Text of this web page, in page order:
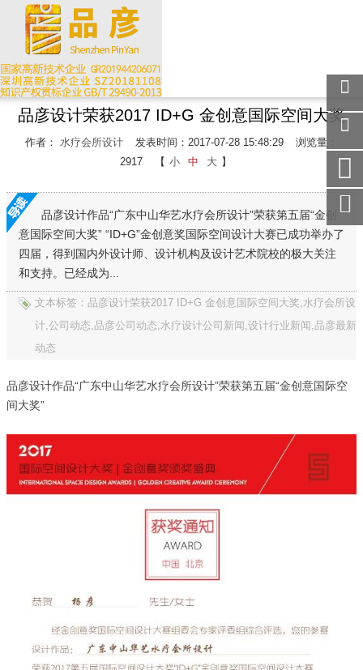
品彦设计荣获2017 ID+G 金创意国际空间大奖
作者： 水疗会所设计 发表时间：2017-07-28 15:48:29
浏览量：
2917
【 小 中 大 】
品彦设计作品“广东中山华艺水疗会所设计”荣获第五届“金创
意国际空间大奖” “ID+G”金创意奖国际空间设计大赛已成功举办了
四届，得到国内外设计师、设计机构及设计艺术院校的极大关注
和支持。已经成为...
文本标签：品彦设计荣获2017 ID+G 金创意国际空间大奖,水疗会所设
计,公司动态,品彦公司动态,水疗设计公司新闻,设计行业新闻,品彦最新
动态
品彦设计作品“广东中山华艺水疗会所设计”荣获第五届“金创意国际空
间大奖”
关注
微信
在线
手机
访问
服务
热线